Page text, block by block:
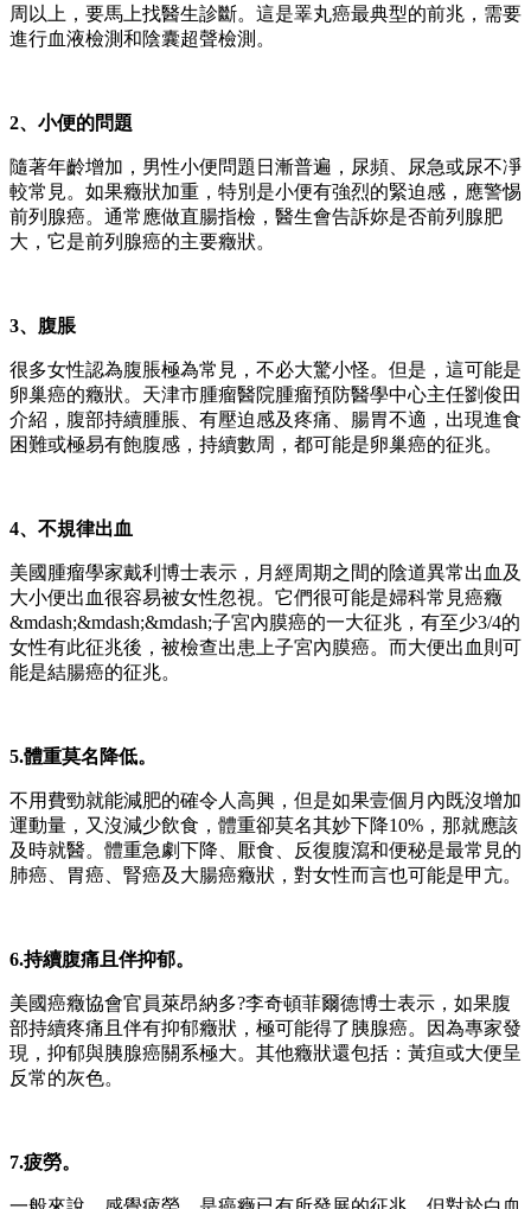
周以上，要馬上找醫生診斷。這是睪丸癌最典型的前兆，需要
進行血液檢測和陰囊超聲檢測。
2、小便的問題
隨著年齡增加，男性小便問題日漸普遍，尿頻、尿急或尿不凈
較常見。如果癥狀加重，特別是小便有強烈的緊迫感，應警惕
前列腺癌。通常應做直腸指檢，醫生會告訴妳是否前列腺肥
大，它是前列腺癌的主要癥狀。
3、腹脹
很多女性認為腹脹極為常見，不必大驚小怪。但是，這可能是
卵巢癌的癥狀。天津市腫瘤醫院腫瘤預防醫學中心主任劉俊田
介紹，腹部持續腫脹、有壓迫感及疼痛、腸胃不適，出現進食
困難或極易有飽腹感，持續數周，都可能是卵巢癌的征兆。
4、不規律出血
美國腫瘤學家戴利博士表示，月經周期之間的陰道異常出血及
大小便出血很容易被女性忽視。它們很可能是婦科常見癌癥
&mdash;&mdash;&mdash;子宮內膜癌的一大征兆，有至少3/4的
女性有此征兆後，被檢查出患上子宮內膜癌。而大便出血則可
能是結腸癌的征兆。
5.體重莫名降低。
不用費勁就能減肥的確令人高興，但是如果壹個月內既沒增加
運動量，又沒減少飲食，體重卻莫名其妙下降10%，那就應該
及時就醫。體重急劇下降、厭食、反復腹瀉和便秘是最常見的
肺癌、胃癌、腎癌及大腸癌癥狀，對女性而言也可能是甲亢。
6.持續腹痛且伴抑郁。
美國癌癥協會官員萊昂納多?李奇頓菲爾德博士表示，如果腹
部持續疼痛且伴有抑郁癥狀，極可能得了胰腺癌。因為專家發
現，抑郁與胰腺癌關系極大。其他癥狀還包括：黃疸或大便呈
反常的灰色。
7.疲勞。